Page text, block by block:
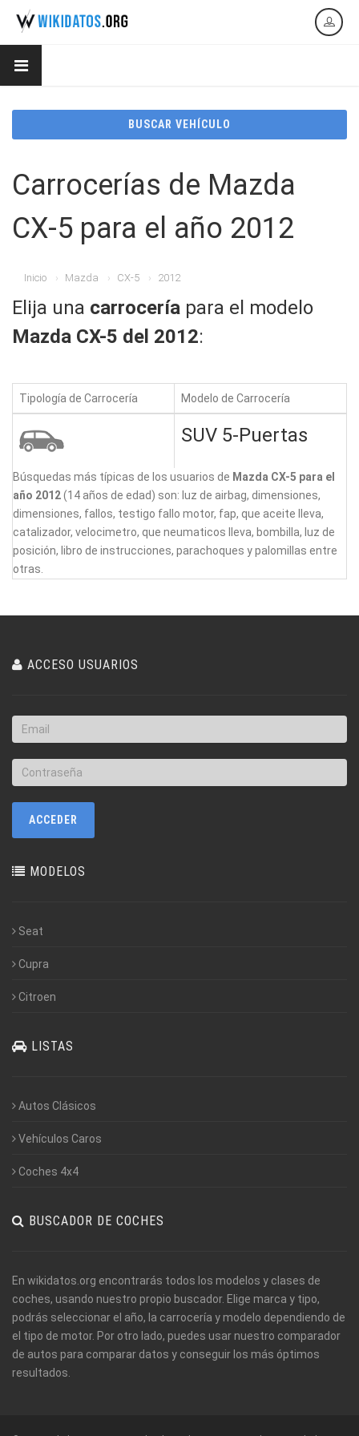
BUSCAR VEHÍCULO
Carrocerías de Mazda
CX-5 para el año 2012
Inicio Mazda CX-5 2012
Elija una carrocería para el modelo
Mazda CX-5 del 2012:
Tipología de Carrocería Modelo de Carrocería
SUV 5-Puertas
Búsquedas más típicas de los usuarios de Mazda CX-5 para el
año 2012(14 años de edad) son: luz de airbag, dimensiones,
dimensiones, fallos, testigo fallo motor, fap, que aceite lleva,
catalizador, velocimetro, que neumaticos lleva, bombilla, luz de
posición, libro de instrucciones, parachoques y palomillas entre
otras.
ACCESO USUARIOS
MODELOS
Seat
Cupra
Citroen
LISTAS
Autos Clásicos
Vehículos Caros
Coches 4x4
BUSCADOR DE COCHES
En wikidatos.org encontrarás todos los modelos y clases de
coches, usando nuestro propio buscador. Elige marca y tipo,
podrás seleccionar el año, la carrocería y modelo dependiendo de
el tipo de motor. Por otro lado, puedes usar nuestro comparador
de autos para comparar datos y conseguir los más óptimos
resultados.